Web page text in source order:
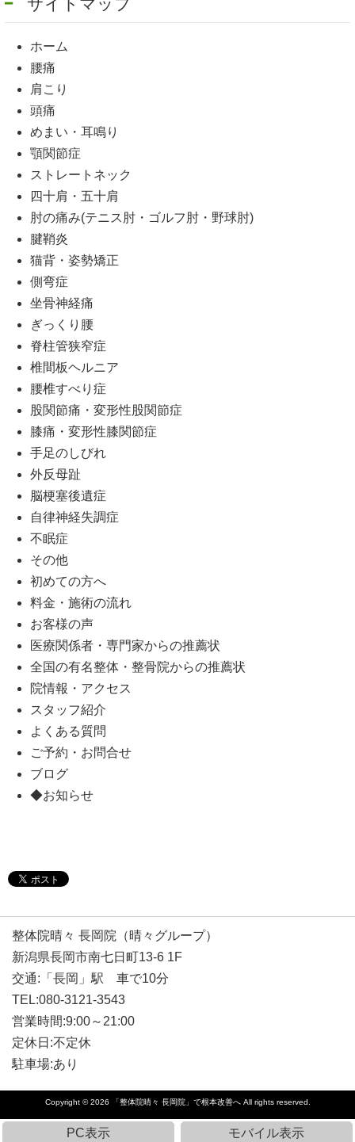
ホーム
腰痛
肩こり
頭痛
めまい・耳鳴り
顎関節症
ストレートネック
四十肩・五十肩
肘の痛み(テニス肘・ゴルフ肘・野球肘)
腱鞘炎
猫背・姿勢矯正
側弯症
坐骨神経痛
ぎっくり腰
脊柱管狭窄症
椎間板ヘルニア
腰椎すべり症
股関節痛・変形性股関節症
膝痛・変形性膝関節症
手足のしびれ
外反母趾
脳梗塞後遺症
自律神経失調症
不眠症
その他
初めての方へ
料金・施術の流れ
お客様の声
医療関係者・専門家からの推薦状
全国の有名整体・整骨院からの推薦状
院情報・アクセス
スタッフ紹介
よくある質問
ご予約・お問合せ
ブログ
◆お知らせ
整体院晴々 長岡院（晴々グループ）
新潟県長岡市南七日町13-6 1F
交通:「長岡」駅 車で10分
TEL:080-3121-3543
営業時間:9:00～21:00
定休日:不定休
駐車場:あり
Copyright © 2026 「整体院晴々 長岡院」で根本改善へAll rights reserved.
PC表示 モバイル表示